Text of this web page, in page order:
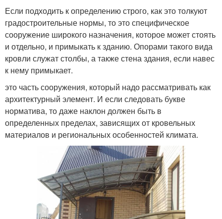
Если подходить к определению строго, как это толкуют
градостроительные нормы, то это специфическое
сооружение широкого назначения, которое может стоять
и отдельно, и примыкать к зданию. Опорами такого вида
кровли служат столбы, а также стена здания, если навес
к нему примыкает.
это часть сооружения, который надо рассматривать как
архитектурный элемент. И если следовать букве
норматива, то даже наклон должен быть в
определенных пределах, зависящих от кровельных
материалов и региональных особенностей климата.